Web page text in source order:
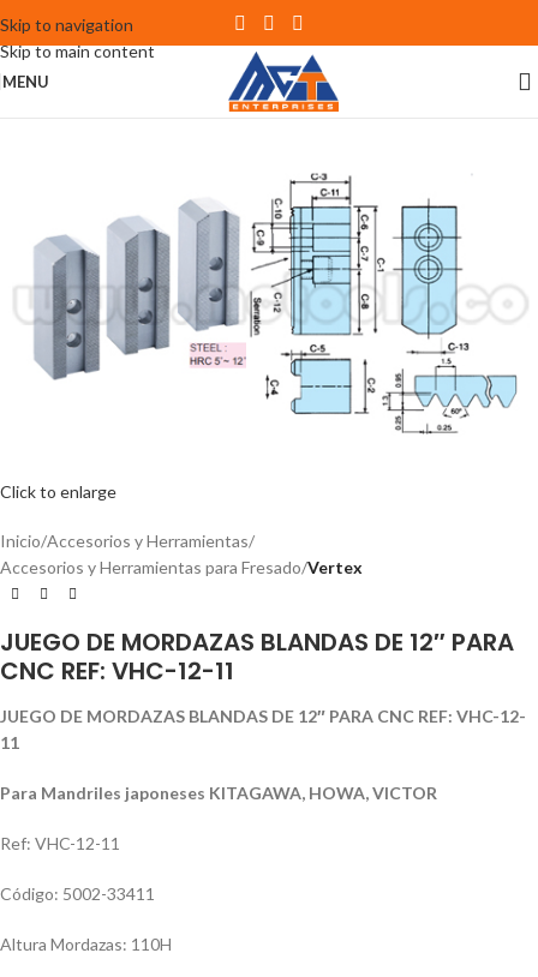
Skip to navigation
Skip to main content
MENU
Click to enlarge
Inicio Accesorios y Herramientas
Accesorios y Herramientas para Fresado Vertex
JUEGO DE MORDAZAS BLANDAS DE 12″ PARA
CNC REF: VHC-12-11
JUEGO DE MORDAZAS BLANDAS DE 12″ PARA CNC REF: VHC-12-
11
Para Mandriles japoneses KITAGAWA, HOWA, VICTOR
Ref: VHC-12-11
Código: 5002-33411
Altura Mordazas: 110H